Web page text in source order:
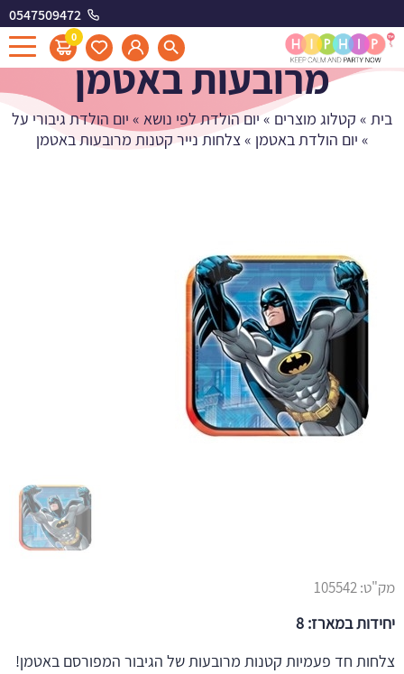
0547509472
0
צלחות נייר קטנות
מרובעות באטמן
בית » קטלוג מוצרים » יום הולדת לפי נושא » יום הולדת גיבורי על
» יום הולדת באטמן »צלחות נייר קטנות מרובעות באטמן
מק"ט:105542
יחידות במארז: 8
צלחות חד פעמיות קטנות מרובעות של הגיבור המפורסם באטמן!